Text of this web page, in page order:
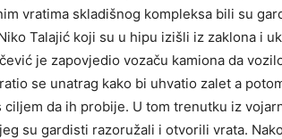
vratima skladišnog kompleksa bili su
Talajić koji su u hipu izišli iz zaklona i
je zapovjedio vozaču kamiona da
se unatrag kako bi uhvatio zalet a
ciljem da ih probije. U tom trenutku iz
su gardisti razoružali i otvorili vrata.